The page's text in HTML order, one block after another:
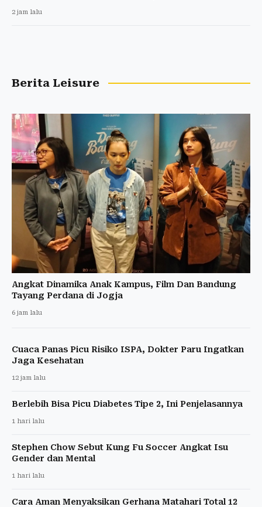
2 jam lalu
Berita Leisure
Angkat Dinamika Anak Kampus, Film Dan Bandung
Tayang Perdana di Jogja
6 jam lalu
Cuaca Panas Picu Risiko ISPA, Dokter Paru Ingatkan
Jaga Kesehatan
12 jam lalu
Berlebih Bisa Picu Diabetes Tipe 2, Ini Penjelasannya
1 hari lalu
Stephen Chow Sebut Kung Fu Soccer Angkat Isu
Gender dan Mental
1 hari lalu
Cara Aman Menyaksikan Gerhana Matahari Total 12